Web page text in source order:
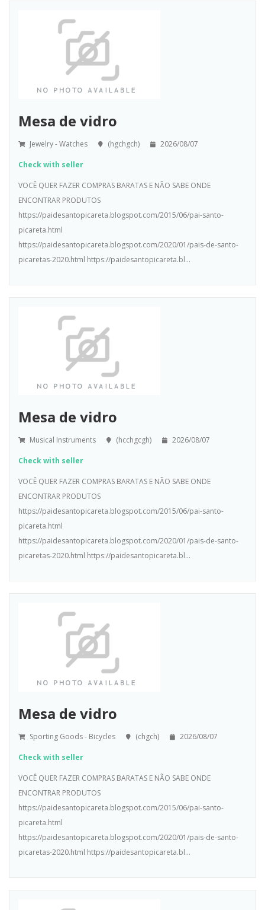
Mesa de vidro
Jewelry - Watches (hgchgch) 2026/08/07
Check with seller
VOCÊ QUER FAZER COMPRAS BARATAS E NÃO SABE ONDE
ENCONTRAR PRODUTOS
https://paidesantopicareta.blogspot.com/2015/06/pai-santo-
picareta.html
https://paidesantopicareta.blogspot.com/2020/01/pais-de-santo-
picaretas-2020.html https://paidesantopicareta.bl...
Mesa de vidro
Musical Instruments (hcchgcgh) 2026/08/07
Check with seller
VOCÊ QUER FAZER COMPRAS BARATAS E NÃO SABE ONDE
ENCONTRAR PRODUTOS
https://paidesantopicareta.blogspot.com/2015/06/pai-santo-
picareta.html
https://paidesantopicareta.blogspot.com/2020/01/pais-de-santo-
picaretas-2020.html https://paidesantopicareta.bl...
Mesa de vidro
Sporting Goods - Bicycles (chgch) 2026/08/07
Check with seller
VOCÊ QUER FAZER COMPRAS BARATAS E NÃO SABE ONDE
ENCONTRAR PRODUTOS
https://paidesantopicareta.blogspot.com/2015/06/pai-santo-
picareta.html
https://paidesantopicareta.blogspot.com/2020/01/pais-de-santo-
picaretas-2020.html https://paidesantopicareta.bl...